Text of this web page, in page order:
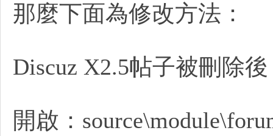
那麼下面為修改方法：
Discuz X2.5帖子被刪除
開啟：